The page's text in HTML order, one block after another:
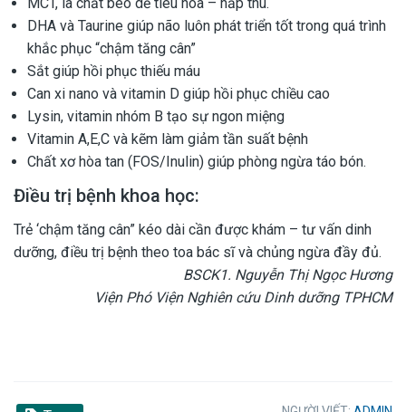
DHA và Taurine giúp não luôn phát triển tốt trong quá trình
khắc phục “chậm tăng cân”
Sắt giúp hồi phục thiếu máu
Can xi nano và vitamin D giúp hồi phục chiều cao
Lysin, vitamin nhóm B tạo sự ngon miệng
Vitamin A,E,C và kẽm làm giảm tần suất bệnh
Chất xơ hòa tan (FOS/Inulin) giúp phòng ngừa táo bón.
Điều trị bệnh khoa học:
Trẻ ‘chậm tăng cân” kéo dài cần được khám – tư vấn dinh
dưỡng, điều trị bệnh theo toa bác sĩ và chủng ngừa đầy đủ.
BSCK1. Nguyễn Thị Ngọc Hương
Viện Phó Viện Nghiên cứu Dinh dưỡng TPHCM